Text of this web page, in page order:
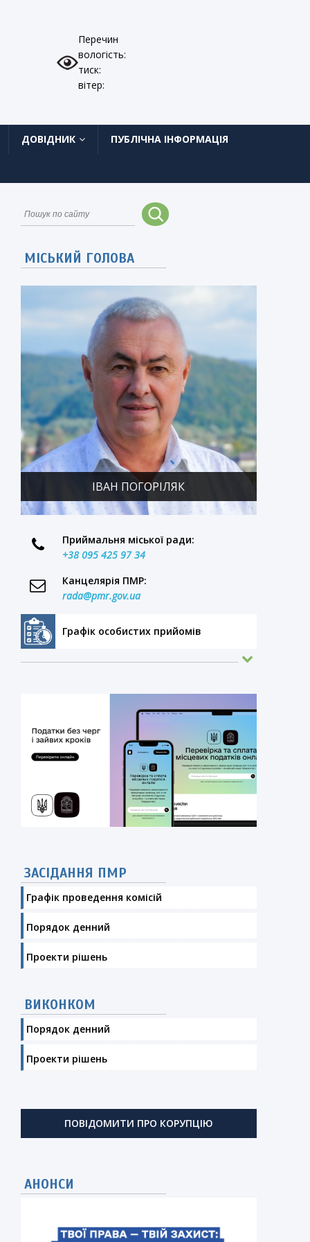
Перечин
вологість:
тиск:
вітер:
ДОВІДНИК ПУБЛІЧНА ІНФОРМАЦІЯ
МІСЬКИЙ ГОЛОВА
ІВАН ПОГОРІЛЯК
Приймальня міської ради:
+38 095 425 97 34
Канцелярія ПМР:
rada@pmr.gov.ua
Графік особистих прийомів
ЗАСІДАННЯ ПМР
Графік проведення комісій
Порядок денний
Проекти рішень
ВИКОНКОМ
Порядок денний
Проекти рішень
ПОВІДОМИТИ ПРО КОРУПЦІЮ
АНОНСИ